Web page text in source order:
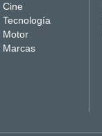
Cine
Tecnología
Motor
Marcas